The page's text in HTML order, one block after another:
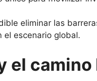
eliminar las
el escenario global.
el